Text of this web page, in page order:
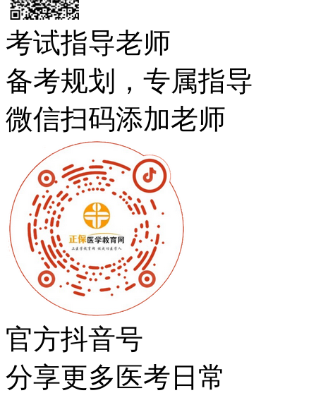
考试指导老师
备考规划，专属指导
微信扫码添加老师
官方抖音号
分享更多医考日常